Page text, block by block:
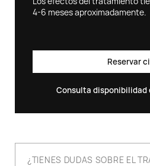
4-6 meses aproximadamente.
Reservar
Consulta disponibilidad
¿TIENES DUDAS SOBRE EL